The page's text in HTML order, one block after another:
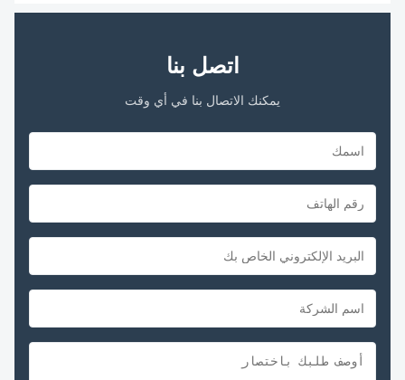
اتصل بنا
يمكنك الاتصال بنا في أي وقت